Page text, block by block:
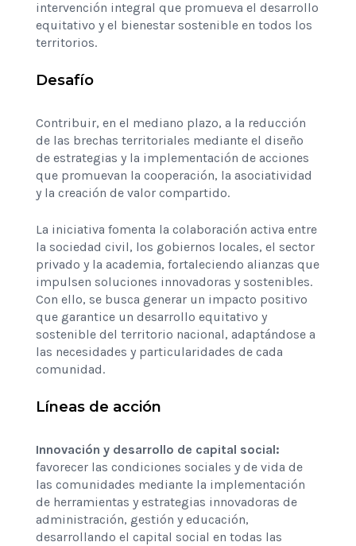
intervención integral que promueva el desarrollo
equitativo y el bienestar sostenible en todos los
territorios.
Desafío
Contribuir, en el mediano plazo, a la reducción
de las brechas territoriales mediante el diseño
de estrategias y la implementación de acciones
que promuevan la cooperación, la asociatividad
y la creación de valor compartido.
La iniciativa fomenta la colaboración activa entre
la sociedad civil, los gobiernos locales, el sector
privado y la academia, fortaleciendo alianzas que
impulsen soluciones innovadoras y sostenibles.
Con ello, se busca generar un impacto positivo
que garantice un desarrollo equitativo y
sostenible del territorio nacional, adaptándose a
las necesidades y particularidades de cada
comunidad.
Líneas de acción
Innovación y desarrollo de capital social:
favorecer las condiciones sociales y de vida de
las comunidades mediante la implementación
de herramientas y estrategias innovadoras de
administración, gestión y educación,
desarrollando el capital social en todas las